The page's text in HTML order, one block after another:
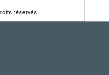
réservés.